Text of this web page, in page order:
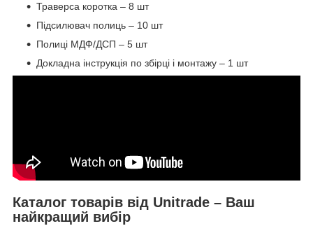
Траверса коротка – 8 шт
Підсилювач полиць – 10 шт
Полиці МДФ/ДСП – 5 шт
Докладна інструкція по збірці і монтажу – 1 шт
Каталог товарів від Unitrade – Ваш
найкращий вибір